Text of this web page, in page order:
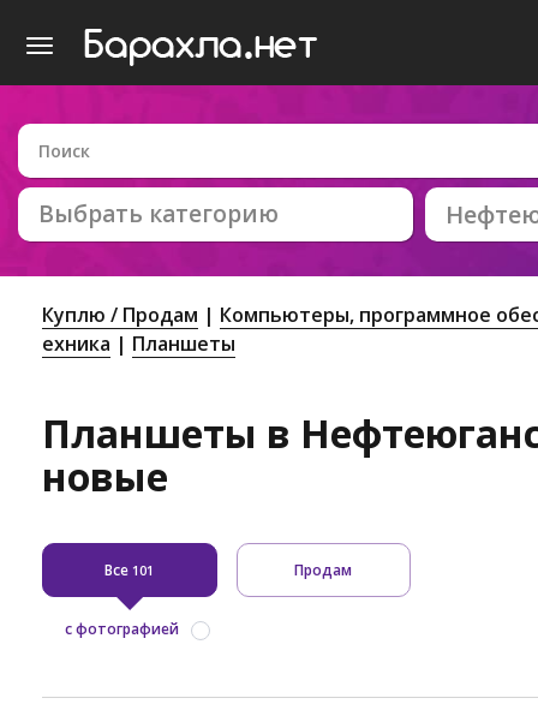
Выбрать категорию
Куплю / Продам
Компьютеры, программное
ехника
Планшеты
Планшеты в
новые
Все 101 Продам
с фотографией